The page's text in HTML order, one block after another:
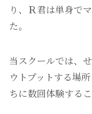
り、Ｒ君は単身で
た。
当スクールでは、
ウトプットする場
ちに数回体験する